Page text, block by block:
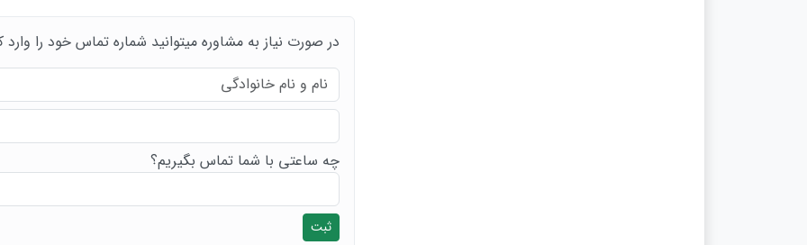
در صورت نیاز به مشاوره میتوانید شماره تماس خود را وارد
چه ساعتی با شما تماس بگیریم؟
ثبت